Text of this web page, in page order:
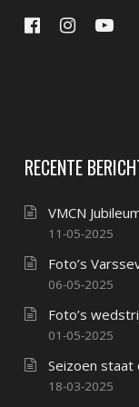
RECENTE
VMCN
11-05-2025
Foto’s
06-05-2025
Foto’s
01-05-2025
Seizoen staat
18-03-2025